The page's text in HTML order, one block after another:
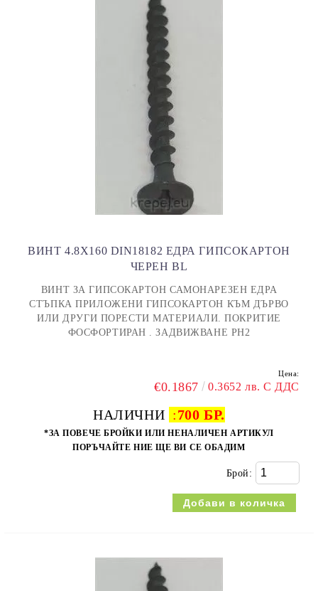
ВИНТ 4.8X160 DIN18182 ЕДРА ГИПСОКАРТОН
ЧЕРЕН BL
ВИНТ ЗА ГИПСОКАРТОН САМОНАРЕЗЕН ЕДРА
СТЪПКА ПРИЛОЖЕНИ ГИПСОКАРТОН КЪМ ДЪРВО
ИЛИ ДРУГИ ПОРЕСТИ МАТЕРИАЛИ. ПОКРИТИЕ
ФОСФОРТИРАН . ЗАДВИЖВАНЕ PH2
Цена:
€0.1867 0.3652 лв. С ДДС
НАЛИЧНИ :700 БР.
*ЗА ПОВЕЧЕ БРОЙКИ ИЛИ НЕНАЛИЧЕН АРТИКУЛ
ПОРЪЧАЙТЕ НИЕ ЩЕ ВИ СЕ ОБАДИМ
Брой: